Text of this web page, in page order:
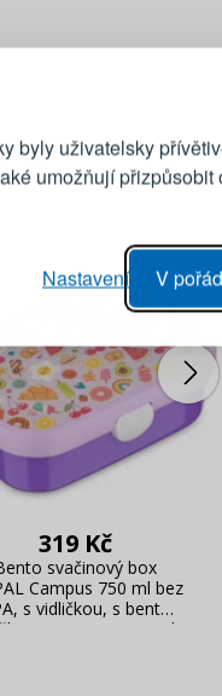
byly uživatelsky
umožňují přizpůsobit
V
Nastavení
319 Kč
svačinový box
Campus 750 ml bez
s vidličkou, s bento
s motivem Food
Emailová adresa
PŘIHLÁSIT
Připomenutí